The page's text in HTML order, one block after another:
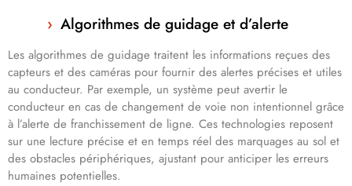
Algorithmes de guidage et d’alerte
Les algorithmes de guidage traitent les informations reçues des
capteurs et des caméras pour fournir des alertes précises et utiles
au conducteur. Par exemple, un système peut avertir le
conducteur en cas de changement de voie non intentionnel grâce
à l’alerte de franchissement de ligne. Ces technologies reposent
sur une lecture précise et en temps réel des marquages au sol et
des obstacles périphériques, ajustant pour anticiper les erreurs
humaines potentielles.